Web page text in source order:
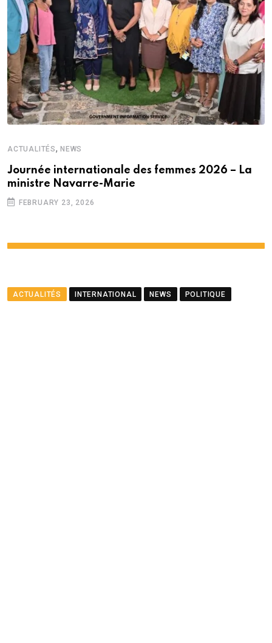
ACTUALITÉS, NEWS
Journée internationale des femmes 2026 – La
ministre Navarre-Marie
FEBRUARY 23, 2026
ACTUALITÉS INTERNATIONAL NEWS POLITIQUE